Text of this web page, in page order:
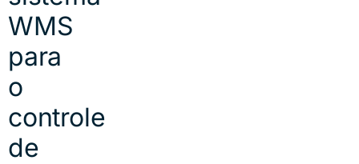
WMS
para
o
controle
de